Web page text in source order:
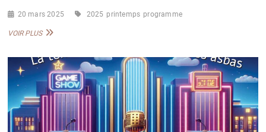
20 mars 2025 2025 printemps programme
VOIR PLUSPROGRAMME
2025
ALSH
ASBAMAVIS